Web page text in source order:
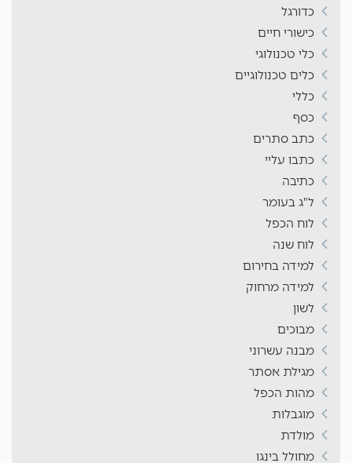
כדורגל
כישורי חיים
כלי טכנולוגי
כלים טכנולוגיים
כללי
כסף
כתב סתרים
כתבו עליי
כתיבה
ל"ג בעומר
לוח הכפל
לוח שנה
למידה בחירום
למידה מרחוק
לשון
מבוכים
מבנה עשרוני
מגילת אסתר
מהות הכפל
מוגבלות
מולדת
מחולל בינגו